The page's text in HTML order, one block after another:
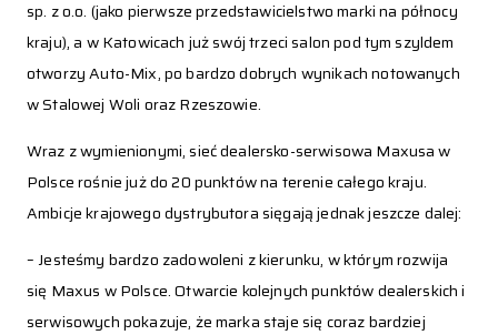
sp. z o.o. (jako pierwsze przedstawicielstwo marki na północy
kraju), a w Katowicach już swój trzeci salon pod tym szyldem
otworzy Auto-Mix, po bardzo dobrych wynikach notowanych
w Stalowej Woli oraz Rzeszowie.
Wraz z wymienionymi, sieć dealersko-serwisowa Maxusa w
Polsce rośnie już do 20 punktów na terenie całego kraju.
Ambicje krajowego dystrybutora sięgają jednak jeszcze dalej:
– Jesteśmy bardzo zadowoleni z kierunku, w którym rozwija
się Maxus w Polsce. Otwarcie kolejnych punktów dealerskich i
serwisowych pokazuje, że marka staje się coraz bardziej